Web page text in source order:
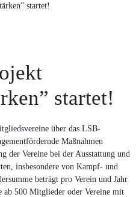
startet!
startet!
über das LSB-
Maßnahmen
der Vereine bei der Ausstattung und
insbesondere von Kampf- und
beträgt pro Verein und Jahr
ab 500 Mitglieder oder Vereine mit